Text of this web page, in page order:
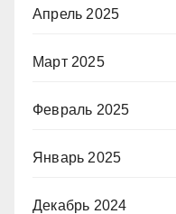
Апрель 2025
Март 2025
Февраль 2025
Январь 2025
Декабрь 2024